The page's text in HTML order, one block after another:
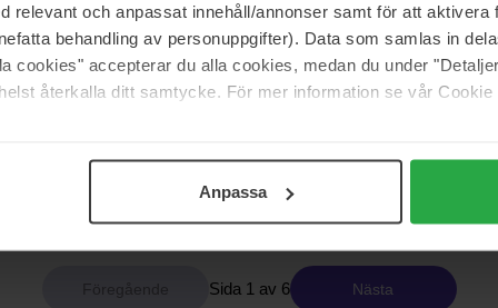
relevant och anpassat innehåll/annonser samt för att aktivera
behandling av personuppgifter). Data som samlas in
cookies" accepterar du alla cookies, medan du under
återkalla ditt samtycke. För mer information se vår
Anpassa
kr
824 kr
Ord. pris 915 kr
720 kr
Sida 1 av 6 Nästa